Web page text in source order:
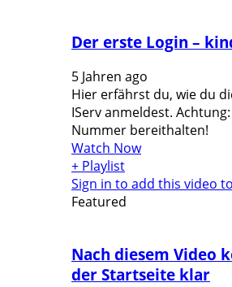
Der erste Login –
5 Jahren ago
Hier erfährst du, wie du
IServ anmeldest.
Nummer bereithalten!
Watch Now
+ Playlist
Sign in to add this video
Featured
Nach diesem Video
der Startseite klar